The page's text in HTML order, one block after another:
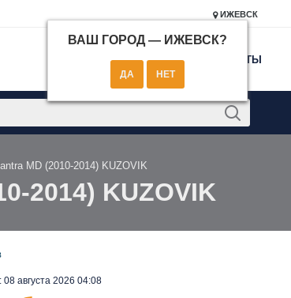
ИЖЕВСК
ВАШ ГОРОД — ИЖЕВСК?
КОНТАКТЫ
MD (2010-2014) KUZOVIK
2014) KUZOVIK
08 августа 2026 04:08